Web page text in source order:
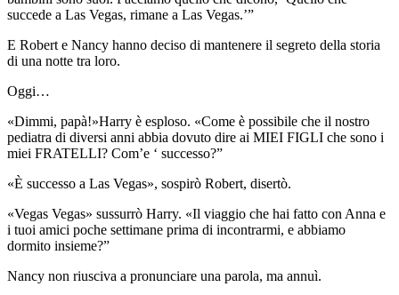
succede a Las Vegas, rimane a Las Vegas.’”
E Robert e Nancy hanno deciso di mantenere il segreto della storia
di una notte tra loro.
Oggi…
«Dimmi, papà!»Harry è esploso. «Come è possibile che il nostro
pediatra di diversi anni abbia dovuto dire ai MIEI FIGLI che sono i
miei FRATELLI? Com’e ‘ successo?”
«È successo a Las Vegas», sospirò Robert, disertò.
«Vegas Vegas» sussurrò Harry. «Il viaggio che hai fatto con Anna e
i tuoi amici poche settimane prima di incontrarmi, e abbiamo
dormito insieme?”
Nancy non riusciva a pronunciare una parola, ma annuì.